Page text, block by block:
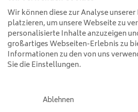
Keine Produkte gefunden!...
Kundendienst
Mein Konto
Wir können diese zur Analyse
platzieren, um unsere Webseite zu
personalisierte Inhalte anzuzeigen
großartiges Webseiten-Erlebnis zu
Informationen zu den von uns
Sie die Einstellungen.
Ablehnen